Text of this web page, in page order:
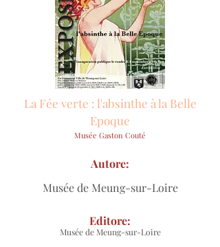
La Fée verte : l'absinthe à la Belle
Epoque
Musée Gaston Couté
Musée de Meung-sur-Loire
Autore:
Musée de Meung-sur-Loire
Editore: